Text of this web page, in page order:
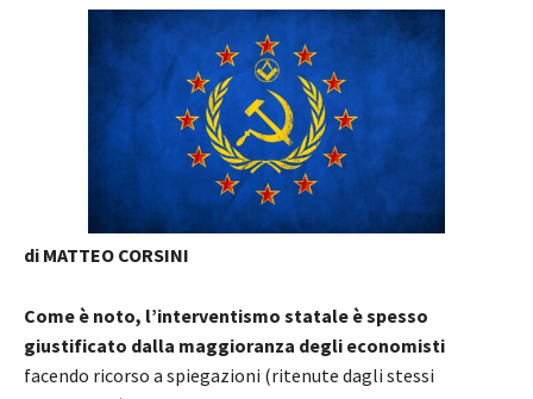
di MATTEO CORSINI
Come è noto, l’interventismo statale è spesso
giustificato dalla maggioranza degli economisti
facendo ricorso a spiegazioni (ritenute dagli stessi